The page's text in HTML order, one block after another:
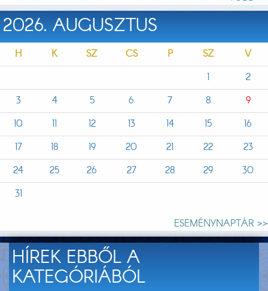
2026. AUGUSZTUS
H K SZ CS P SZ
V
1
2
3
4 5 6 7 8
9
10
11 12 13 14 15
16
17
18 19 20 21 22
23
24
25 26 27 28 29
30
31
ESEMÉNYNAPTÁR >>
HÍREK EBBŐL A
KATEGÓRIÁBÓL